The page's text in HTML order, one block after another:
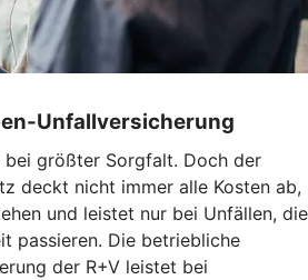
Unfallversicherung
bei größter Sorgfalt. Doch der
deckt nicht immer alle Kosten ab,
und leistet nur bei Unfällen, die
passieren. Die betriebliche
der R+V leistet bei